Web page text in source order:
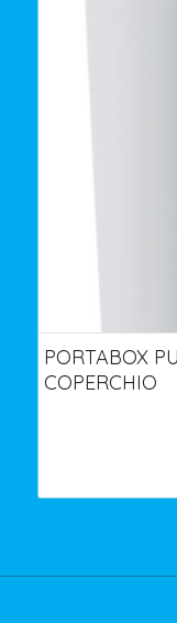
PORTABOX
COPERCHIO